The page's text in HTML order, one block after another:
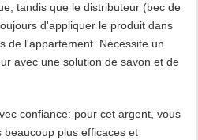
tandis que le distributeur (bec de
d'appliquer le produit dans
de l'appartement. Nécessite un
avec une solution de savon et de
confiance: pour cet argent, vous
plus efficaces et